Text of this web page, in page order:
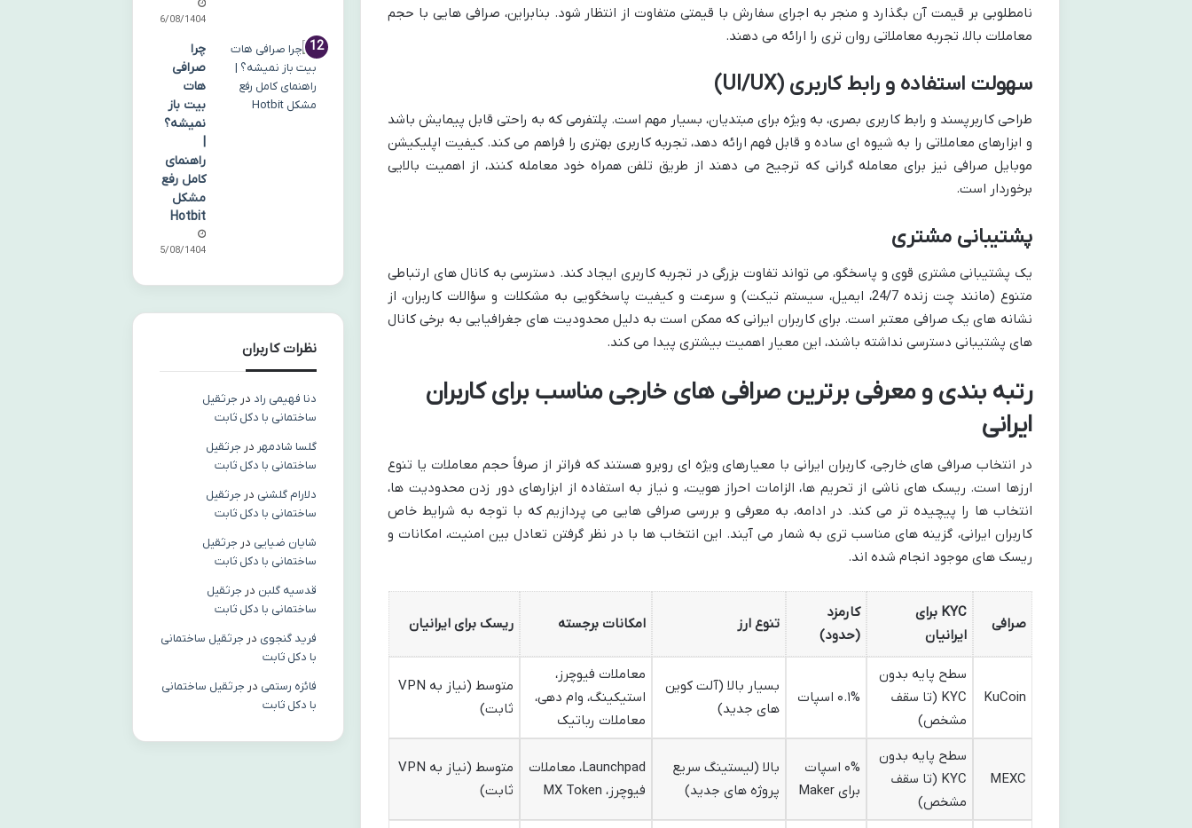
نامطلوبی بر قیمت آن بگذارد و منجر به اجرای سفارش با قیمتی متفاوت از انتظار شود. بنابراین، صرافی هایی با حجم
معاملات بالا، تجربه معاملاتی روان تری را ارائه می دهند.
سهولت استفاده و رابط کاربری (UI/UX)
طراحی کاربرپسند و رابط کاربری بصری، به ویژه برای مبتدیان، بسیار مهم است. پلتفرمی که به راحتی قابل پیمایش باشد
و ابزارهای معاملاتی را به شیوه ای ساده و قابل فهم ارائه دهد، تجربه کاربری بهتری را فراهم می کند. کیفیت اپلیکیشن
موبایل صرافی نیز برای معامله گرانی که ترجیح می دهند از طریق تلفن همراه خود معامله کنند، از اهمیت بالایی
برخوردار است.
پشتیبانی مشتری
یک پشتیبانی مشتری قوی و پاسخگو، می تواند تفاوت بزرگی در تجربه کاربری ایجاد کند. دسترسی به کانال های ارتباطی
متنوع (مانند چت زنده 24/7، ایمیل، سیستم تیکت) و سرعت و کیفیت پاسخگویی به مشکلات و سؤالات کاربران، از
نشانه های یک صرافی معتبر است. برای کاربران ایرانی که ممکن است به دلیل محدودیت های جغرافیایی به برخی کانال
های پشتیبانی دسترسی نداشته باشند، این معیار اهمیت بیشتری پیدا می کند.
رتبه بندی و معرفی برترین صرافی های خارجی مناسب برای کاربران
ایرانی
در انتخاب صرافی های خارجی، کاربران ایرانی با معیارهای ویژه ای روبرو هستند که فراتر از صرفاً حجم معاملات یا تنوع
ارزها است. ریسک های ناشی از تحریم ها، الزامات احراز هویت، و نیاز به استفاده از ابزارهای دور زدن محدودیت ها،
انتخاب ها را پیچیده تر می کند. در ادامه، به معرفی و بررسی صرافی هایی می پردازیم که با توجه به شرایط خاص
کاربران ایرانی، گزینه های مناسب تری به شمار می آیند. این انتخاب ها با در نظر گرفتن تعادل بین امنیت، امکانات و
ریسک های موجود انجام شده اند.
صرافی
KYC برای
ایرانیان
کارمزد
(حدود)
تنوع ارز امکانات برجسته ریسک برای ایرانیان
KuCoin
سطح پایه بدون
KYC (تا سقف
مشخص)
۰.۱% اسپات
بسیار بالا (آلت کوین
های جدید)
معاملات فیوچرز،
استیکینگ، وام دهی،
معاملات رباتیک
متوسط (نیاز به VPN
ثابت)
MEXC
سطح پایه بدون
KYC (تا سقف
مشخص)
۰% اسپات
برای Maker
بالا (لیستینگ سریع
پروژه های جدید)
Launchpad، معاملات
فیوچرز، MX Token
متوسط (نیاز به VPN
ثابت)
06/08/1404
چرا
صرافی
هات
بیت باز
نمیشه؟
|
راهنمای
کامل رفع
مشکل
Hotbit
05/08/1404
نظرات کاربران
دنا فهیمی راد در جرثقیل
ساختمانی با دکل ثابت
گلسا شادمهر در جرثقیل
ساختمانی با دکل ثابت
دلارام گلشنی در جرثقیل
ساختمانی با دکل ثابت
شایان ضیایی در جرثقیل
ساختمانی با دکل ثابت
قدسیه گلبن در جرثقیل
ساختمانی با دکل ثابت
فرید گنجوی در جرثقیل ساختمانی
با دکل ثابت
فائزه رستمی در جرثقیل ساختمانی
با دکل ثابت